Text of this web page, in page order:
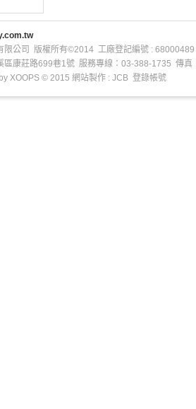
限公司 版權所有©2014 工廠登記編號 : 68000489
區康莊路699巷1號 服務專線：03-388-1735 傳真
XOOPS © 2015 網站製作 : JCB 登錄帳號